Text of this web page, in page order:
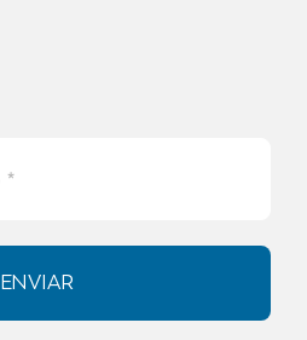
ENVIAR